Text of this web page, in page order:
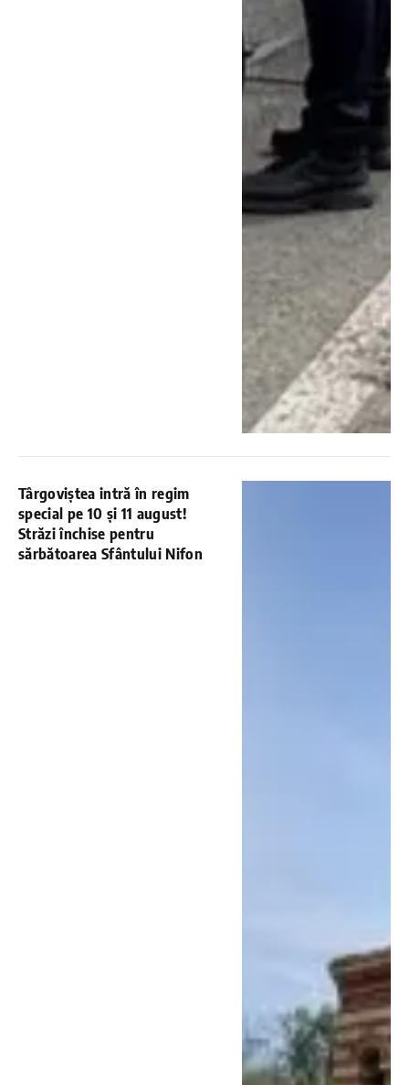
Târgoviștea intră în regim
special pe 10 și 11 august!
Străzi închise pentru
sărbătoarea Sfântului Nifon